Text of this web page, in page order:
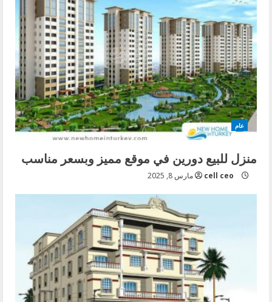
عام
منزل للبيع دورين في موقع مميز وبسعر مناسب
cell ceo مارس 8, 2025